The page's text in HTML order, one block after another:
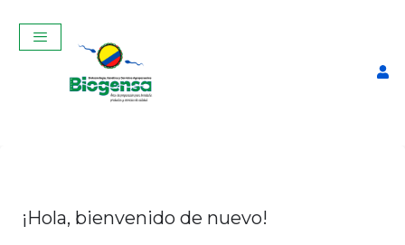
¡Hola, bienvenido de nuevo!